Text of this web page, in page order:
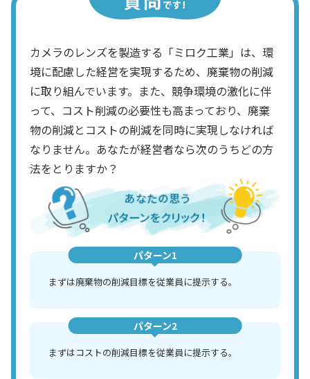
カメラのレンズを製造する「ミロク工業」は、環
境に配慮した経営を実現するため、廃棄物の削減
に取り組んでいます。また、競争環境の激化に伴
って、コスト削減の必要性も高まっており、廃棄
物の削減とコストの削減を同時に実現しなければ
なりません。あなたが経営者なら次のうちどの方
法をとりますか？
パターン1
まずは廃棄物の削減目標を従業員に提示する。
パターン2
まずはコストの削減目標を従業員に提示する。